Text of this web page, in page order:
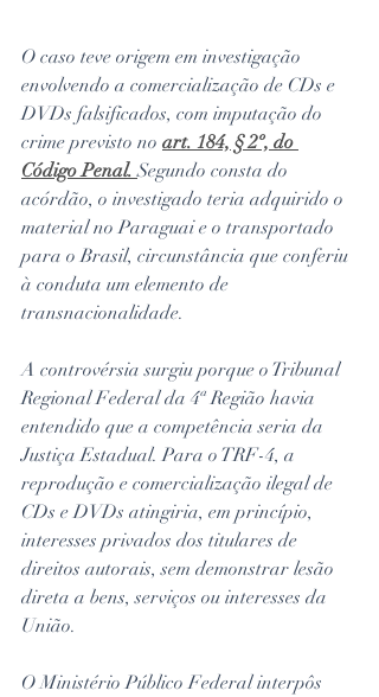
O caso teve origem em investigação
envolvendo a comercialização de CDs e
DVDs falsificados, com imputação do
crime previsto no art. 184, § 2º, do
Código Penal. Segundo consta do
acórdão, o investigado teria adquirido o
material no Paraguai e o transportado
para o Brasil, circunstância que conferiu
à conduta um elemento de
transnacionalidade.
A controvérsia surgiu porque o Tribunal
Regional Federal da 4ª Região havia
entendido que a competência seria da
Justiça Estadual. Para o TRF-4, a
reprodução e comercialização ilegal de
CDs e DVDs atingiria, em princípio,
interesses privados dos titulares de
direitos autorais, sem demonstrar lesão
direta a bens, serviços ou interesses da
União.
O Ministério Público Federal interpôs